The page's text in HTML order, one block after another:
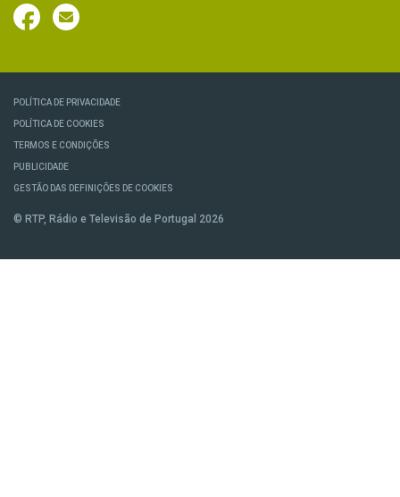
POLÍTICA DE PRIVACIDADE
POLÍTICA DE COOKIES
TERMOS E CONDIÇÕES
PUBLICIDADE
GESTÃO DAS DEFINIÇÕES DE COOKIES
© RTP, Rádio e Televisão de Portugal 2026